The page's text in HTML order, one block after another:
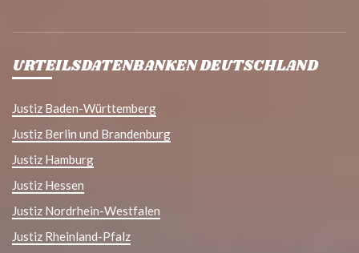
URTEILSDATENBANKEN DEUTSCHLAND
Justiz Baden-Württemberg
Justiz Berlin und Brandenburg
Justiz Hamburg
Justiz Hessen
Justiz Nordrhein-Westfalen
Justiz Rheinland-Pfalz